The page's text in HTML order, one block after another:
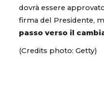
dovrà essere
firma del Presidente,
passo verso il
(Credits photo: Getty)